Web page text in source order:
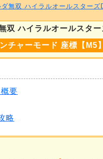
双 ハイラルオールスタ
チャーモード 座標【M5】
概要
略
ダ無双 ハイラルオールスターズ